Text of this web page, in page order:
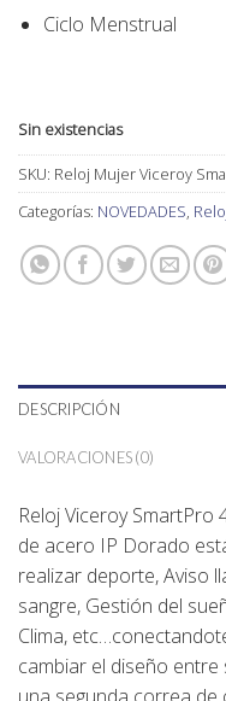
Ciclo Menstrual
Sin existencias
SKU: Reloj Mujer Viceroy
Categorías: NOVEDADES,
DESCRIPCIÓN
VALORACIONES (0)
Reloj Viceroy SmartPro
de acero IP Dorado
realizar deporte, Aviso
sangre, Gestión del
Clima,
cambiar el diseño